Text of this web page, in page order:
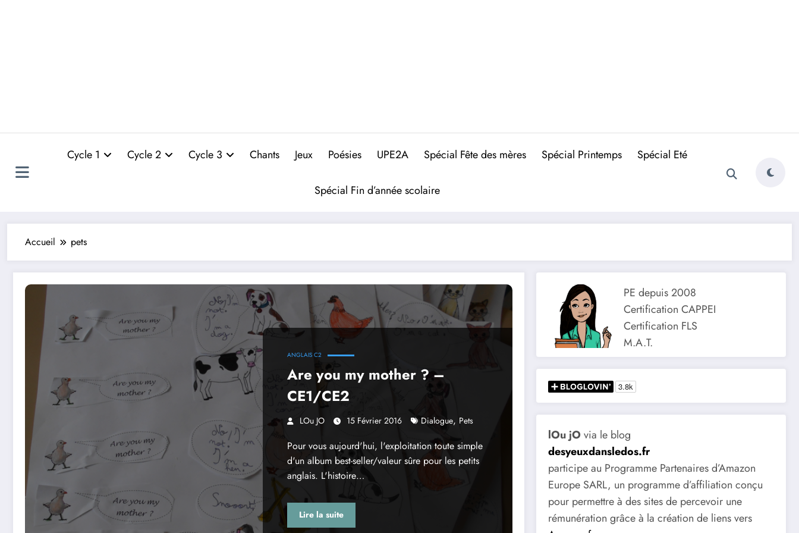
Cycle 1 Cycle 2 Cycle 3 Chants Jeux Poésies UPE2A Spécial Fête des mères Spécial Printemps Spécial Eté
Spécial Fin d’année scolaire
Accueil pets
ANGLAIS C2
Are you my mother ? –
CE1/CE2
LOu JO 15 Février 2016 Dialogue, Pets
Pour vous aujourd'hui, l'exploitation toute simple
d'un album best-seller/valeur sûre pour les petits
anglais. L'histoire…
Lire la suite
PE depuis 2008
Certification CAPPEI
Certification FLS
M.A.T.
lOu jOvia le blog
desyeuxdansledos.fr
participe au Programme Partenaires d’Amazon
Europe SARL, un programme d’affiliation conçu
pour permettre à des sites de percevoir une
rémunération grâce à la création de liens vers